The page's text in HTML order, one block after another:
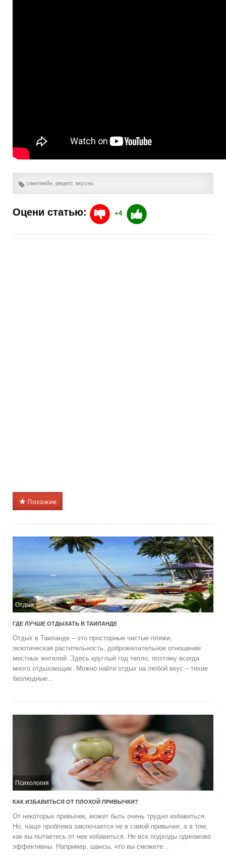
глинтвейн рецепт, вкусно
Оцени статью: +4
Похожие
Отдых
ГДЕ ЛУЧШЕ ОТДЫХАТЬ В ТАИЛАНДЕ
Отдых в Таиланде – это просторные чистые пляжи,
экзотическая растительность, доброжелательное отношение
местных жителей. Здесь круглый год тепло, поэтому всегда
много отдыхающих. Можно найти отдых на любой вкус – тихие
безлюдные...
Психология
КАК ИЗБАВИТЬСЯ ОТ ПЛОХОЙ ПРИВЫЧКИ?
От некоторых привычек, может быть очень трудно избавиться.
Но, чаще проблема заключается не в самой привычке, а в том,
как вы пытаетесь от нее избавиться. Не все подходы одинаково
эффективны. Например, шансы, что вы сможете...